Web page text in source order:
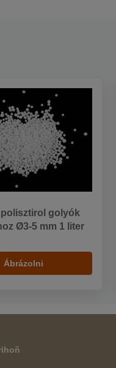
golyók
Ø3-5 mm 1 liter
Ábrázolni